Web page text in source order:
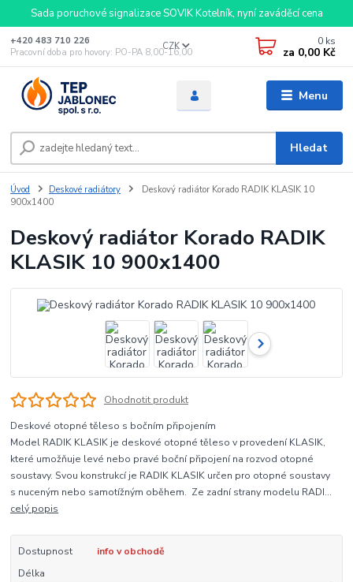
Sada poruchové signalizace SOVIK Kotelník, nyní zaváděcí cena
Menu
CZK
Hledat
+420 483 710 226
Pracovní doba pro hovory: PO-PA 8,00-16,00
0 ks
za 0,00 Kč
Úvod Deskové radiátory
Deskový radiátor Korado RADIK KLASIK 10
900x1400
Deskový radiátor Korado RADIK
KLASIK 10 900x1400
Ohodnotit produkt
Deskové otopné těleso s bočním připojením
Model RADIK KLASIK je deskové otopné těleso v provedení KLASIK,
které umožňuje levé nebo pravé boční připojení na rozvod otopné
soustavy. Svou konstrukcí je RADIK KLASIK určen pro otopné soustavy
s nuceným nebo samotížným oběhem. Ze zadní strany modelu RADI...
celý popis
Dostupnost
info v obchodě
Délka